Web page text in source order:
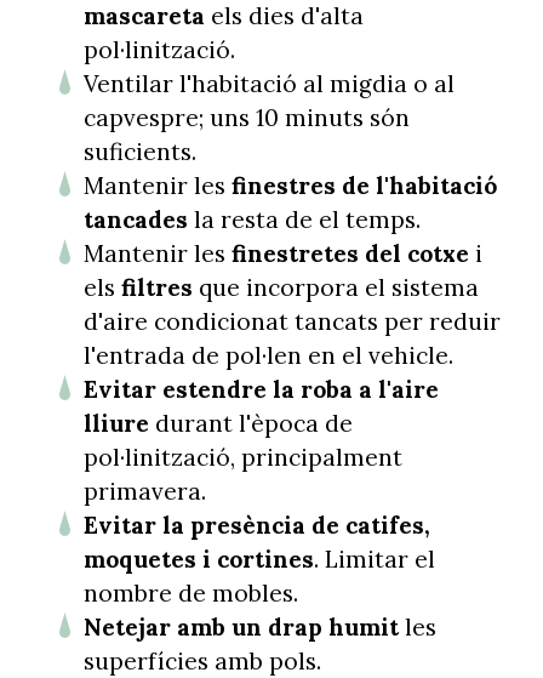
mascareta els dies d'alta
pol·linització.
Ventilar l'habitació al migdia o al
capvespre; uns 10 minuts són
suficients.
Mantenir les finestres de l'habitació
tancades la resta de el temps.
Mantenir les finestretes del cotxe i
els filtres que incorpora el sistema
d'aire condicionat tancats per reduir
l'entrada de pol·len en el vehicle.
Evitar estendre la roba a l'aire
lliure durant l'època de
pol·linització, principalment
primavera.
Evitar la presència de catifes,
moquetes i cortines. Limitar el
nombre de mobles.
Netejar amb un drap humitles
superfícies amb pols.